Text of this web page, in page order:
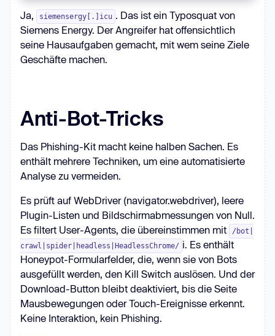
Ja, siemensergy[.]icu . Das ist ein Typosquat von
Siemens Energy. Der Angreifer hat offensichtlich
seine Hausaufgaben gemacht, mit wem seine Ziele
Geschäfte machen.
Anti-Bot-Tricks
Das Phishing-Kit macht keine halben Sachen. Es
enthält mehrere Techniken, um eine automatisierte
Analyse zu vermeiden.
Es prüft auf WebDriver (navigator.webdriver), leere
Plugin-Listen und Bildschirmabmessungen von Null.
Es filtert User-Agents, die übereinstimmen mit
/bot|
crawl|spider|headless|HeadlessChrome/ i. Es enthält
Honeypot-Formularfelder, die, wenn sie von Bots
ausgefüllt werden, den Kill Switch auslösen. Und der
Download-Button bleibt deaktiviert, bis die Seite
Mausbewegungen oder Touch-Ereignisse erkennt.
Keine Interaktion, kein Phishing.